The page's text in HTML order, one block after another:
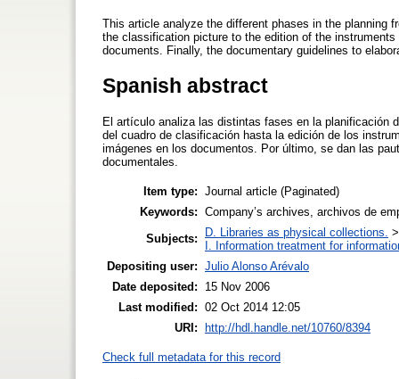
This article analyze the different phases in the planning
the classification picture to the edition of the
documents. Finally, the documentary guidelines to
Spanish abstract
El artículo analiza las distintas fases en la planificación
del cuadro de clasificación hasta la edición de los
imágenes en los documentos. Por último, se dan las
documentales.
Item type: Journal article (Paginated)
Keywords: Company’s archives, archivos de
Subjects:
D. Libraries as physical collections.
I. Information treatment for
Depositing user: Julio Alonso Arévalo
Date deposited:
15 Nov 2006
Last modified: 02 Oct 2014 12:05
URI:
http://hdl.handle.net/10760/8394
Check full metadata for this record